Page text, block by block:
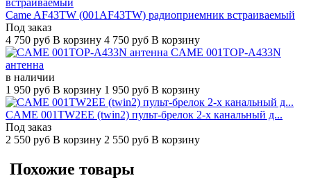
Came AF43TW (001AF43TW) радиоприемник встраиваемый
Под заказ
4 750 руб В корзину 4 750 руб В корзину
CAME 001TOP-A433N
антенна
в наличии
1 950 руб В корзину 1 950 руб В корзину
CAME 001TW2EE (twin2) пульт-брелок 2-х канальный д...
Под заказ
2 550 руб В корзину 2 550 руб В корзину
Похожие товары